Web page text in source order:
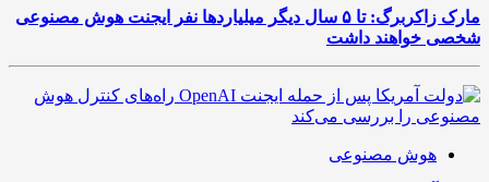
مارک زاکربرگ: تا ۵ سال دیگر میلیاردها نفر ایجنت هوش مصنوعی
شخصی خواهند داشت
هوش مصنوعی